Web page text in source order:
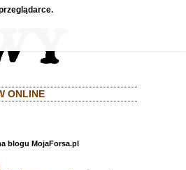
ONLINE
blogu MojaForsa.pl